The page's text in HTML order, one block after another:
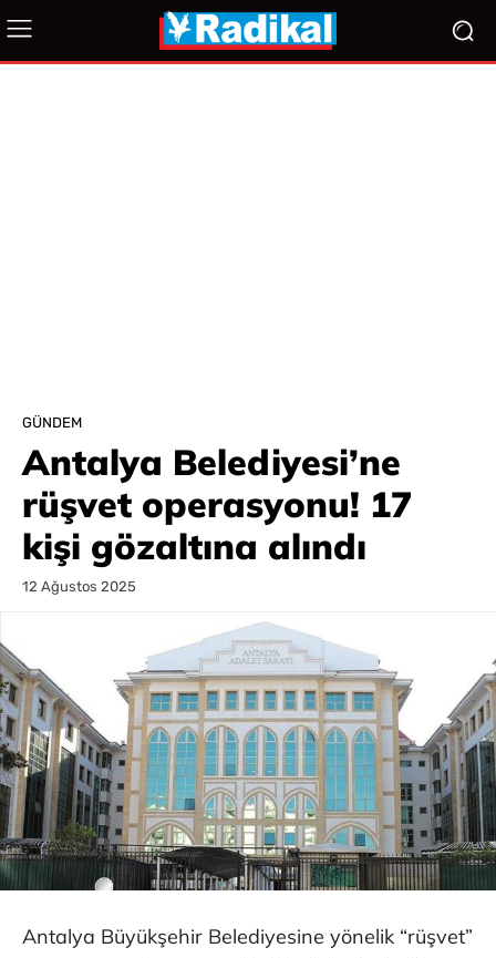
GÜNDEM
Antalya Belediyesi’ne
rüşvet operasyonu! 17
kişi gözaltına alındı
12 Ağustos 2025
Antalya Büyükşehir Belediyesine yönelik “rüşvet”